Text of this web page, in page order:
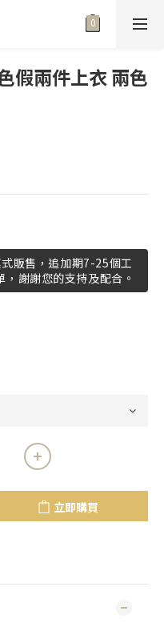
假兩件上衣 兩色
販售，追加期7-25個工
謝謝您的支持及配合。
立即購買